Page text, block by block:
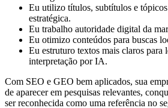
Eu utilizo títulos, subtítulos e
estratégica.
Eu trabalho autoridade digital da
Eu otimizo conteúdos para buscas
Eu estruturo textos mais claros para
interpretação por IA.
Com SEO e GEO bem aplicados, sua
de aparecer em pesquisas relevantes,
ser reconhecida como uma referência no